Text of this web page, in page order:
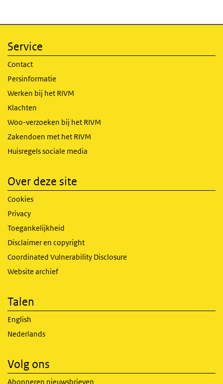
Service
Contact
Persinformatie
Werken bij het RIVM
Klachten
Woo-verzoeken bij het RIVM
Zakendoen met het RIVM
Huisregels sociale media
Over deze site
Cookies
Privacy
Toegankelijkheid
Disclaimer en copyright
Coordinated Vulnerability Disclosure
Website archief
Talen
English
Nederlands
Volg ons
Abonneren nieuwsbrieven